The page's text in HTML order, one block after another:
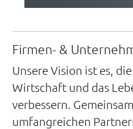
Firmen- &
Unsere Vision ist es,
Wirtschaft und das
verbessern.
umfangreichen